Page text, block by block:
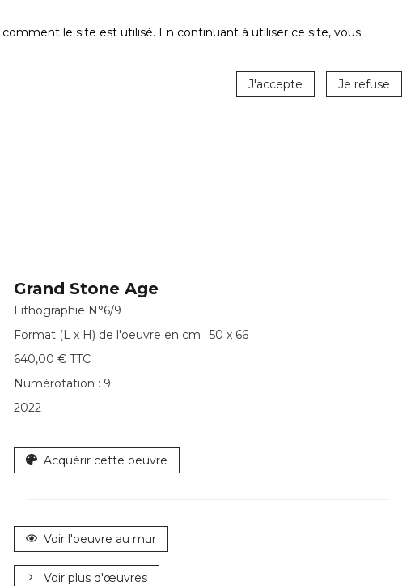
le site est utilisé. En continuant à utiliser ce site, vous
J'accepte Je refuse
Grand Stone Age
Lithographie N°6/9
Format (L x H) de l'oeuvre en cm : 50 x 66
640,00 € TTC
Numérotation : 9
2022
Acquérir cette oeuvre
Voir l'oeuvre au mur
Voir plus d'œuvres